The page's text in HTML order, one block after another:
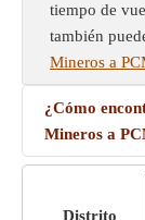
tiempo de
también
Mineros a
¿Cómo
Mineros a
Distrito